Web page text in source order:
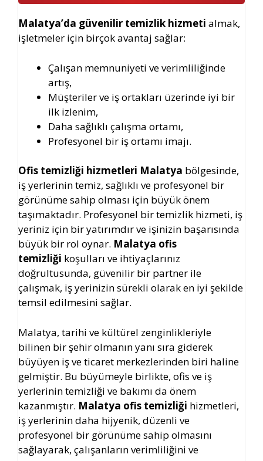
Malatya’da güvenilir temizlik hizmeti almak,
işletmeler için birçok avantaj sağlar:
Çalışan memnuniyeti ve verimliliğinde
artış,
Müşteriler ve iş ortakları üzerinde iyi bir
ilk izlenim,
Daha sağlıklı çalışma ortamı,
Profesyonel bir iş ortamı imajı.
Ofis temizliği hizmetleri Malatya bölgesinde,
iş yerlerinin temiz, sağlıklı ve profesyonel bir
görünüme sahip olması için büyük önem
taşımaktadır. Profesyonel bir temizlik hizmeti, iş
yeriniz için bir yatırımdır ve işinizin başarısında
büyük bir rol oynar. Malatya ofis
temizliği koşulları ve ihtiyaçlarınız
doğrultusunda, güvenilir bir partner ile
çalışmak, iş yerinizin sürekli olarak en iyi şekilde
temsil edilmesini sağlar.
Malatya, tarihi ve kültürel zenginlikleriyle
bilinen bir şehir olmanın yanı sıra giderek
büyüyen iş ve ticaret merkezlerinden biri haline
gelmiştir. Bu büyümeyle birlikte, ofis ve iş
yerlerinin temizliği ve bakımı da önem
kazanmıştır. Malatya ofis temizliği hizmetleri,
iş yerlerinin daha hijyenik, düzenli ve
profesyonel bir görünüme sahip olmasını
sağlayarak, çalışanların verimliliğini ve